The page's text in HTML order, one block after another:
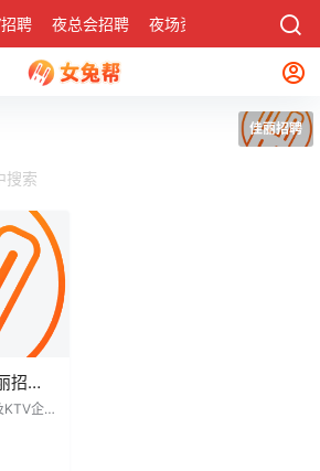
聘 夜总会招聘 夜场资讯 社区
佳丽招聘
招聘-
KTV企
职或
报